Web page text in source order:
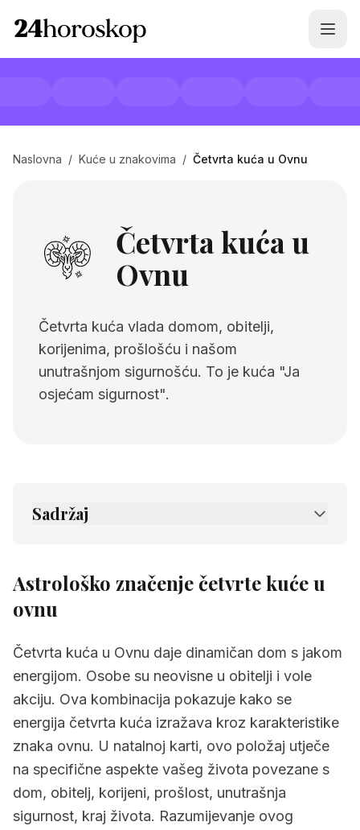
Naslovna / Kuće u znakovima / Četvrta kuća u Ovnu
Četvrta kuća u
Ovnu
Četvrta kuća vlada domom, obitelji,
korijenima, prošlošću i našom
unutrašnjom sigurnošću. To je kuća "Ja
osjećam sigurnost".
Sadržaj
Astrološko značenje četvrte kuće u
ovnu
Četvrta kuća u Ovnu daje dinamičan dom s jakom
energijom. Osobe su neovisne u obitelji i vole
akciju. Ova kombinacija pokazuje kako se
energija četvrta kuća izražava kroz karakteristike
znaka ovnu. U natalnoj karti, ovo položaj utječe
na specifične aspekte vašeg života povezane s
dom, obitelj, korijeni, prošlost, unutrašnja
sigurnost, kraj života. Razumijevanje ovog